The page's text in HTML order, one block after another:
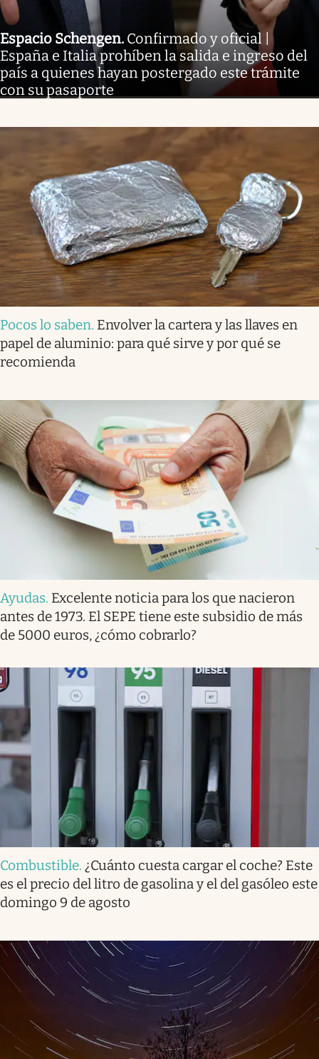
Espacio Schengen. Confirmado y oficial |
España e Italia prohíben la salida e ingreso del
país a quienes hayan postergado este trámite
con su pasaporte
Pocos lo saben. Envolver la cartera y las llaves en
papel de aluminio: para qué sirve y por qué se
recomienda
Ayudas. Excelente noticia para los que nacieron
antes de 1973. El SEPE tiene este subsidio de más
de 5000 euros, ¿cómo cobrarlo?
Combustible. ¿Cuánto cuesta cargar el coche? Este
es el precio del litro de gasolina y el del gasóleo este
domingo 9 de agosto